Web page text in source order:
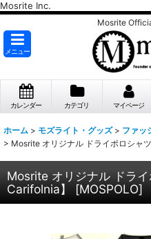
Mosrite Inc.
Mosrite
メニュー
カレンダー カテゴリ マイページ
ホーム > モズライト・グッズ > ファッ
> Mosrite オリジナル ドライポロシャ
Mosrite オリジナル ドラ
Carifolnia】
[MOSPOLO]